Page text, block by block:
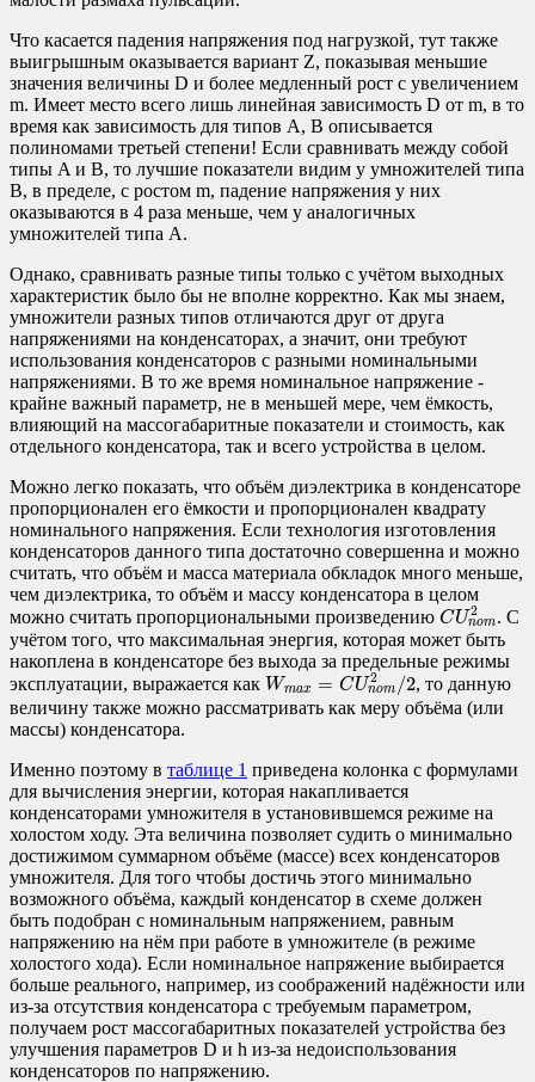
Что касается падения напряжения под нагрузкой, тут также
выигрышным оказывается вариант Z, показывая меньшие
значения величины D и более медленный рост с увеличением
m. Имеет место всего лишь линейная зависимость D от m, в то
время как зависимость для типов A, B описывается
полиномами третьей степени! Если сравнивать между собой
типы A и B, то лучшие показатели видим у умножителей типа
B, в пределе, с ростом m, падение напряжения у них
оказываются в 4 раза меньше, чем у аналогичных
умножителей типа A.
Однако, сравнивать разные типы только с учётом выходных
характеристик было бы не вполне корректно. Как мы знаем,
умножители разных типов отличаются друг от друга
напряжениями на конденсаторах, а значит, они требуют
использования конденсаторов с разными номинальными
напряжениями. В то же время номинальное напряжение -
крайне важный параметр, не в меньшей мере, чем ёмкость,
влияющий на массогабаритные показатели и стоимость, как
отдельного конденсатора, так и всего устройства в целом.
Можно легко показать, что объём диэлектрика в конденсаторе
пропорционален его ёмкости и пропорционален квадрату
номинального напряжения. Если технология изготовления
конденсаторов данного типа достаточно совершенна и можно
считать, что объём и масса материала обкладок много меньше,
чем диэлектрика, то объём и массу конденсатора в целом
можно считать пропорциональными произведению CU 2
nom
CUno 2
. С
учётом того, что максимальная энергия, которая может быть
накоплена в конденсаторе без выхода за предельные режимы
эксплуатации, выражается как Wmax = CU 2
nom /2
Wmax=C Unom2/2 , то данную
величину также можно рассматривать как меру объёма (или
массы) конденсатора.
Именно поэтому в таблице 1 приведена колонка с формулами
для вычисления энергии, которая накапливается
конденсаторами умножителя в установившемся режиме на
холостом ходу. Эта величина позволяет судить о минимально
достижимом суммарном объёме (массе) всех конденсаторов
умножителя. Для того чтобы достичь этого минимально
возможного объёма, каждый конденсатор в схеме должен
быть подобран с номинальным напряжением, равным
напряжению на нём при работе в умножителе (в режиме
холостого хода). Если номинальное напряжение выбирается
больше реального, например, из соображений надёжности или
из-за отсутствия конденсатора с требуемым параметром,
получаем рост массогабаритных показателей устройства без
улучшения параметров D и h из-за недоиспользования
конденсаторов по напряжению.